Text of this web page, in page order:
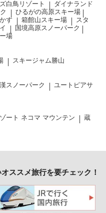
白鳥リゾート
ダイナランド
ひるがの高原スキー場
す 箱館山スキー場
スタ
国境高原スノーパーク
場
スキージャム勝山
スノーパーク
ユートピアサ
ート ネコマ マウンテン
蔵
ススメ旅行を要チェック！